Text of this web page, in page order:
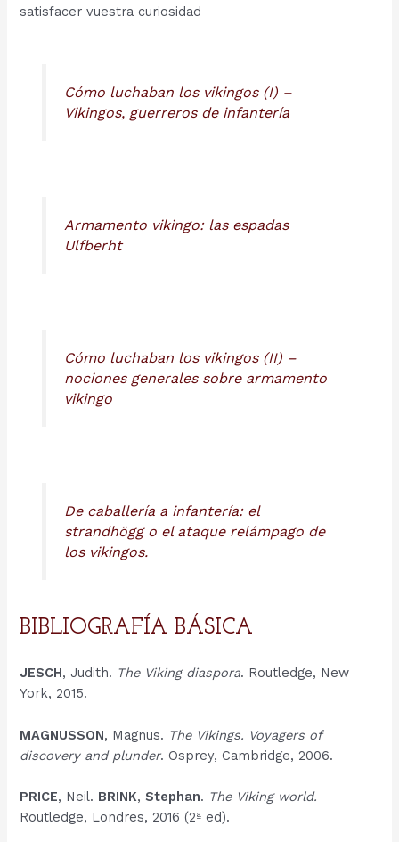
satisfacer vuestra curiosidad
Cómo luchaban los vikingos (I) –
Vikingos, guerreros de infantería
Armamento vikingo: las espadas
Ulfberht
Cómo luchaban los vikingos (II) –
nociones generales sobre armamento
vikingo
De caballería a infantería: el
strandhögg o el ataque relámpago de
los vikingos.
BIBLIOGRAFÍA BÁSICA
JESCH, Judith. The Viking diaspora. Routledge, New
York, 2015.
MAGNUSSON, Magnus. The Vikings. Voyagers of
discovery and plunder. Osprey, Cambridge, 2006.
PRICE, Neil. BRINK,Stephan. The Viking world.
Routledge, Londres, 2016 (2ª ed).